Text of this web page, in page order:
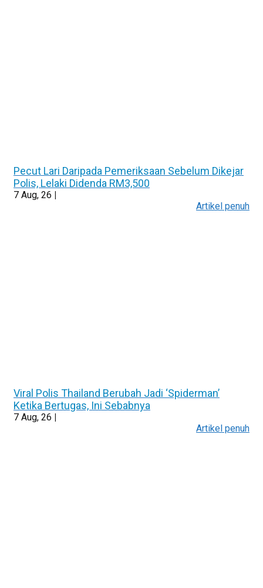
Pecut Lari Daripada Pemeriksaan Sebelum Dikejar
Polis, Lelaki Didenda RM3,500
7 Aug, 26 |
Artikel penuh
Viral Polis Thailand Berubah Jadi ‘Spiderman’
Ketika Bertugas, Ini Sebabnya
7 Aug, 26 |
Artikel penuh